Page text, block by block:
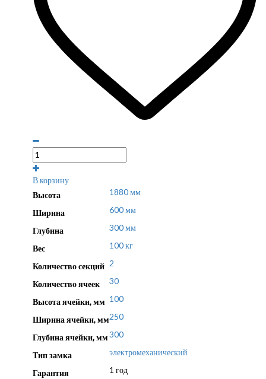
В корзину
Высота
1880 мм
Ширина 600 мм
Глубина 300 мм
Вес 100 кг
Количество секций 2
Количество ячеек 30
Высота ячейки, мм 100
Ширина ячейки, мм250
Глубина ячейки, мм300
Тип замка электромеханический
Гарантия
1 год